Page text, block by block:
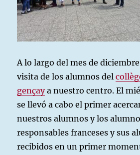
A lo largo del mes de
visita de los alumnos del
gençaya nuestro centro. El
se llevó a cabo el primer
nuestros alumnos y los
responsables franceses y sus
recibidos en un primer